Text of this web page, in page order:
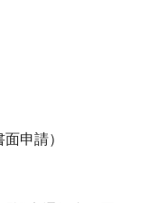
申請）